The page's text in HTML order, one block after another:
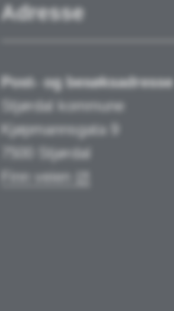
Adresse
Post- og besøksadresse
Stjørdal kommune
Kjøpmannsgata 9
7500 Stjørdal
Finn veien